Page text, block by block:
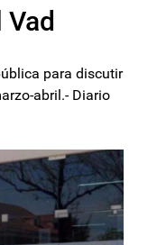
para discutir
abril.- Diario